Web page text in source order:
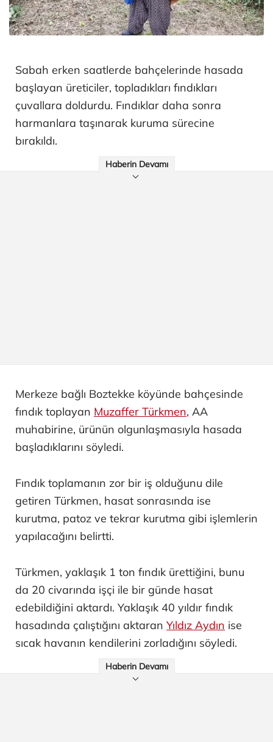
Sabah erken saatlerde bahçelerinde hasada
başlayan üreticiler, topladıkları fındıkları
çuvallara doldurdu. Fındıklar daha sonra
harmanlara taşınarak kuruma sürecine
bırakıldı.
Haberin Devamı
Merkeze bağlı Boztekke köyünde bahçesinde
fındık toplayan Muzaffer Türkmen, AA
muhabirine, ürünün olgunlaşmasıyla hasada
başladıklarını söyledi.
Fındık toplamanın zor bir iş olduğunu dile
getiren Türkmen, hasat sonrasında ise
kurutma, patoz ve tekrar kurutma gibi işlemlerin
yapılacağını belirtti.
Türkmen, yaklaşık 1 ton fındık ürettiğini, bunu
da 20 civarında işçi ile bir günde hasat
edebildiğini aktardı. Yaklaşık 40 yıldır fındık
hasadında çalıştığını aktaran Yıldız Aydın ise
sıcak havanın kendilerini zorladığını söyledi.
Haberin Devamı